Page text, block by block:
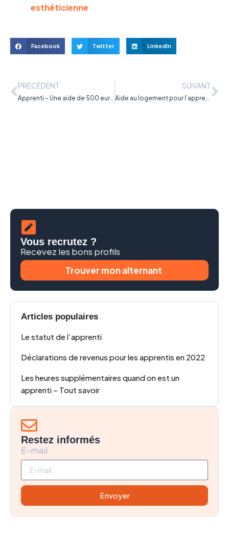
esthéticienne
Facebook Twitter LinkedIn
PRÉCÉDENT SUIVANT
Vous recrutez ?
Recevez les bons profils
Trouver mon alternant
Articles populaires
Le statut de l’apprenti
Déclarations de revenus pour les apprentis en 2022
Les heures supplémentaires quand on est un
apprenti – Tout savoir
Restez informés
E-mail
Envoyer